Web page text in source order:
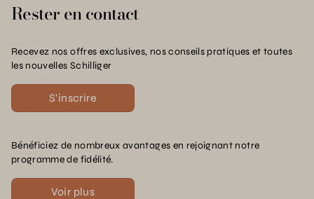
Rester en contact
Recevez nos offres exclusives, nos conseils pratiques et toutes
les nouvelles Schilliger
S'inscrire
Bénéficiez de nombreux avantages en rejoignant notre
programme de fidélité.
Voir plus